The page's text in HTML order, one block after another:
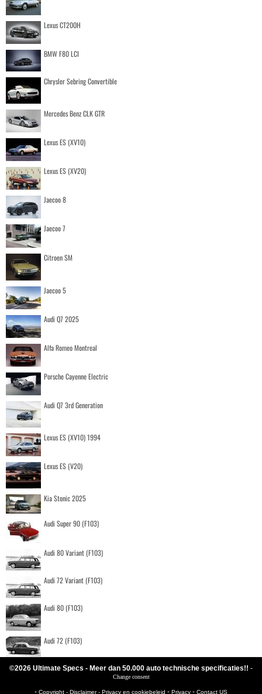
Lexus CT200H
BMW F80 LCI
Chrysler Sebring Convertible
Mercedes Benz CLK GTR
Lexus ES (XV10)
Lexus ES (XV20)
Jaecoo 8
Jaecoo 7
Citroen SM
Jaecoo 5
Audi Q7 2025
Alfa Romeo Montreal
Porsche Cayenne Electric
Audi Q7 3rd Generation
Lexus ES (XV10) 1994
Lexus ES (V20)
Kia Stonic 2025
Audi Super 90 (F103)
Audi 80 Variant (F103)
Audi 72 Variant (F103)
Audi 80 (F103)
Audi 72 (F103)
©2026 Ultimate Specs - Meer dan 50.000 auto technische specificaties!! -
Change consent
- Copyright - Disclaimer - Privacy en cookiebeleid - Privacy - Contact US